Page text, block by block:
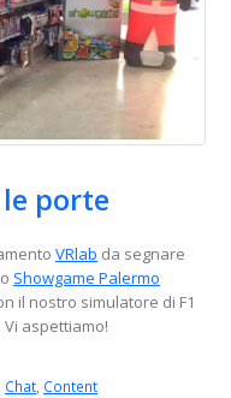
porte
VRlab da segnare
Showgame Palermo
il nostro simulatore di F1
aspettiamo!
Chat Content